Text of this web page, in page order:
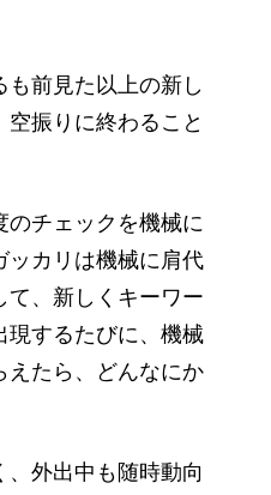
も前見た以上の新し
振りに終わること
のチェックを機械に
ッカリは機械に肩代
て、新しくキーワー
現するたびに、機械
えたら、どんなにか
外出中も随時動向